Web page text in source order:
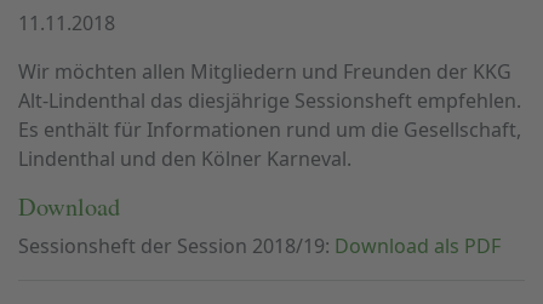
11.11.2018
Wir möchten allen Mitgliedern und Freunden der KKG
Alt-Lindenthal das diesjährige Sessionsheft empfehlen.
Es enthält für Informationen rund um die Gesellschaft,
Lindenthal und den Kölner Karneval.
Download
Sessionsheft der Session 2018/19: Download als PDF